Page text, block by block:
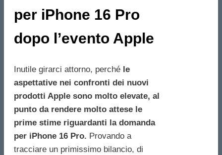
per iPhone 16 Pro
dopo l’evento Apple
Inutile girarci attorno, perché le
aspettative nei confronti dei nuovi
prodotti Apple sono molto elevate, al
punto da rendere molto attese le
prime stime riguardanti la domanda
per iPhone 16 Pro. Provando a
tracciare un primissimo bilancio, di